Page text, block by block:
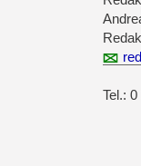
Tel.: